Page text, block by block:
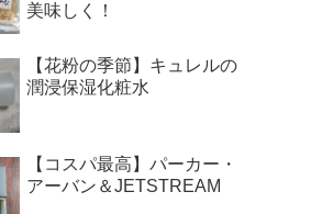
美味しく！
【花粉の季節】キュレルの
潤浸保湿化粧水
【コスパ最高】パーカー・
アーバン＆JETSTREAM